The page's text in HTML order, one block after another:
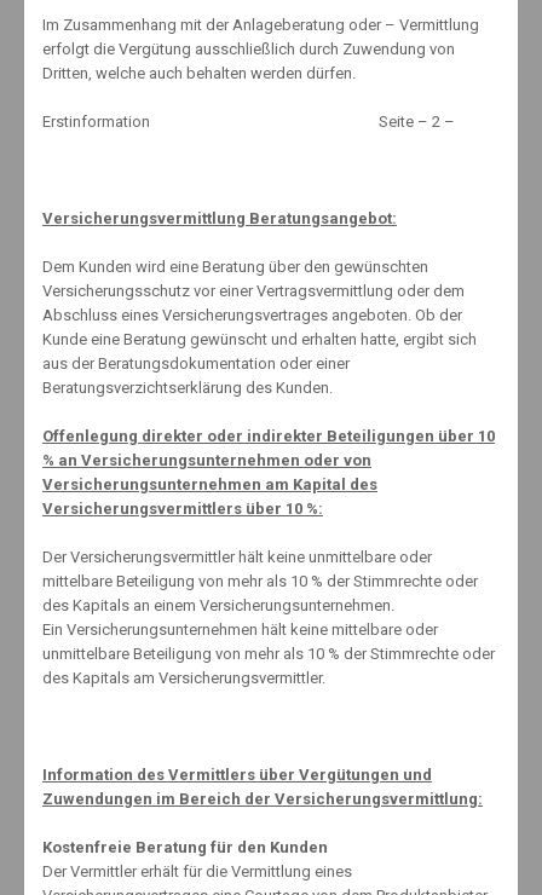
29. Dezember 2020
Paradiese in Europa
7. Mai 2017
Pflegekosten-Eigenanteile erneut kräftig gestiegen
28. April 2023
www.schnell-mal-sparen.com (extern)
Kontakt
Erstinformation
Im Zusammenhang mit der Anlageberatung oder – Vermittlung
erfolgt die Vergütung ausschließlich durch Zuwendung von
Dritten, welche auch behalten werden dürfen.
Erstinformation Seite – 2 –
Versicherungsvermittlung Beratungsangebot:
Dem Kunden wird eine Beratung über den gewünschten
Versicherungsschutz vor einer Vertragsvermittlung oder dem
Abschluss eines Versicherungsvertrages angeboten. Ob der
Kunde eine Beratung gewünscht und erhalten hatte, ergibt sich
aus der Beratungsdokumentation oder einer
Beratungsverzichtserklärung des Kunden.
Offenlegung direkter oder indirekter Beteiligungen über 10
% an Versicherungsunternehmen oder von
Versicherungsunternehmen am Kapital des
Versicherungsvermittlers über 10 %:
Der Versicherungsvermittler hält keine unmittelbare oder
mittelbare Beteiligung von mehr als 10 % der Stimmrechte oder
des Kapitals an einem Versicherungsunternehmen.
Ein Versicherungsunternehmen hält keine mittelbare oder
unmittelbare Beteiligung von mehr als 10 % der Stimmrechte oder
des Kapitals am Versicherungsvermittler.
Information des Vermittlers über Vergütungen und
Zuwendungen im Bereich der Versicherungsvermittlung:
Kostenfreie Beratung für den Kunden
Der Vermittler erhält für die Vermittlung eines